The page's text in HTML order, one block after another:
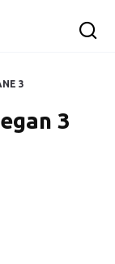
3
3